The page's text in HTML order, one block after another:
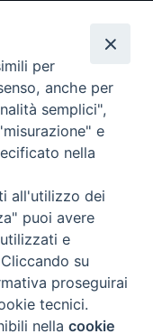
riservati - Vita
Torna
Preferenze Cookie
per
anche per
semplici",
e
nella
all'utilizzo dei
puoi avere
e
su
proseguirai
tecnici.
nellacookie